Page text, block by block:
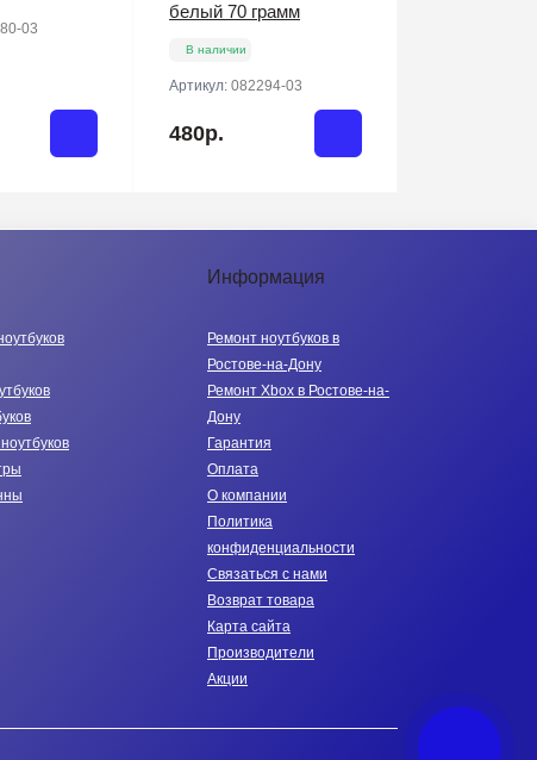
03
белый 70 грамм
В наличии
Артикул: 082294-03
480р.
Информация
Ремонт ноутбуков в
Ростове-на-Дону
Ремонт Xbox в Ростове-на-
Дону
Гарантия
Оплата
О компании
Политика
конфиденциальности
Связаться с нами
Возврат товара
Карта сайта
Производители
Акции